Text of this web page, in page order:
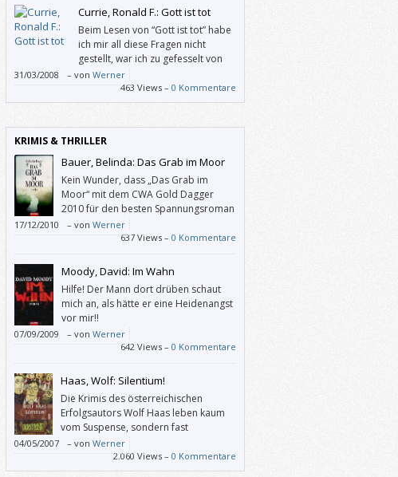
Currie, Ronald F.: Gott ist tot
Beim Lesen von “Gott ist tot” habe
ich mir all diese Fragen nicht
gestellt, war ich zu gefesselt von
Ronald F. Curries Phantasie und
seiner klaren Sprache.
31/03/2008 – von Werner
463 Views – 0 Kommentare
KRIMIS & THRILLER
Bauer, Belinda: Das Grab im Moor
Kein Wunder, dass „Das Grab im
Moor“ mit dem CWA Gold Dagger
2010 für den besten Spannungsroman
des Jahres ausgezeichnet worden ist.
17/12/2010 – von Werner
637 Views – 0 Kommentare
Moody, David: Im Wahn
Hilfe! Der Mann dort drüben schaut
mich an, als hätte er eine Heidenangst
vor mir!!
07/09/2009 – von Werner
642 Views – 0 Kommentare
Haas, Wolf: Silentium!
Die Krimis des österreichischen
Erfolgsautors Wolf Haas leben kaum
vom Suspense, sondern fast
ausschließlich von ihrer Kunst-Sprache.
Und diese eigenwillige Sprache muß man mögen,
sonst braucht man seine Werke gar nicht zu
04/05/2007 – von Werner
2.060 Views – 0 Kommentare